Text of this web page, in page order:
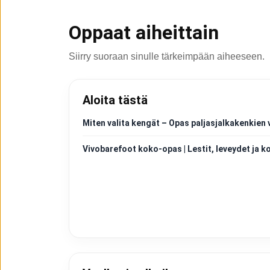
Oppaat aiheittain
Siirry suoraan sinulle tärkeimpään aiheeseen.
Aloita tästä
Miten valita kengät – Opas paljasjalkakenkien
Vivobarefoot koko-opas | Lestit, leveydet ja